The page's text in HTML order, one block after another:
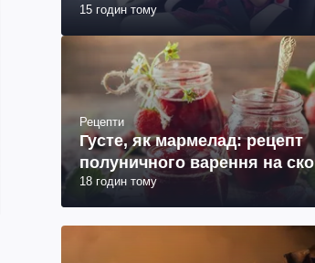
15 годин тому
Рецепти
Густе, як мармелад: рецепт
полуничного варення на
18 годин тому